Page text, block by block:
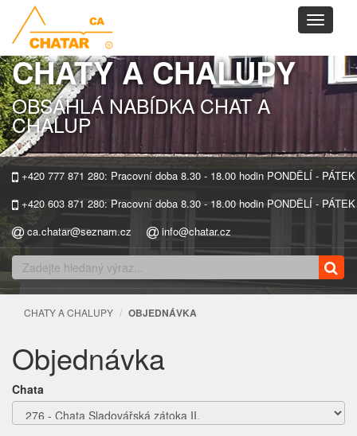
Toggle
CHATY A CHALUPY
OBSÁHLÁ NABÍDKA CHAT A
CHALUP
+420 777 871 280: Pracovní doba 8.30 - 18.00 hodin PONDĚLÍ - PÁTEK
+420 603 871 280: Pracovní doba 8.30 - 18.00 hodin PONDĚLÍ - PÁTEK
ca.chatar@seznam.cz
info@chatar.cz
CHATY A CHALUPY OBJEDNÁVKA
Objednávka
Chata